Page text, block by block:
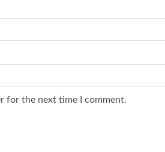
for the next time I comment.